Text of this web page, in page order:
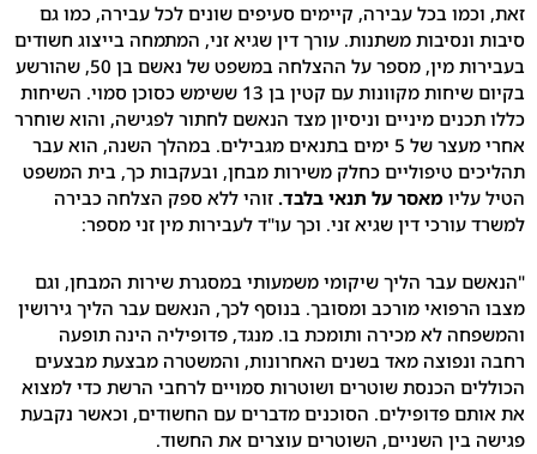
בכל עבירה, קיימים סעיפים שונים לכל עבירה, כמו גם
משתנות. עורך דין שגיא זני, המתמחה בייצוג חשודים
בעבירות מין, מספר על ההצלחה במשפט של נאשם בן 50, שהורשע
בקיום שיחות מקוונות עם קטין בן 13 ששימש כסוכן סמוי. השיחות
מיניים וניסיון מצד הנאשם לחתור לפגישה, והוא שוחרר
אחרי מעצר של 5 ימים בתנאים מגבילים. במהלך השנה, הוא עבר
טיפוליים כחלק משירות מבחן, ובעקבות כך, בית המשפט
מאסר על תנאי בלבד.זוהי ללא ספק הצלחה כבירה
דין שגיא זני. וכך עו"ד לעבירות מין זני מספר:
הליך שיקומי משמעותי במסגרת שירות המבחן, וגם
מורכב ומסובך. בנוסף לכך, הנאשם עבר הליך גירושין
לא מכירה ותומכת בו. מנגד, פדופיליה הינה תופעה
מאד בשנים האחרונות, והמשטרה מבצעת מבצעים
הכנסת שוטרים ושוטרות סמויים לרחבי הרשת כדי למצוא
פדופילים. הסוכנים מדברים עם החשודים, וכאשר נקבעת
השניים, השוטרים עוצרים את החשוד.